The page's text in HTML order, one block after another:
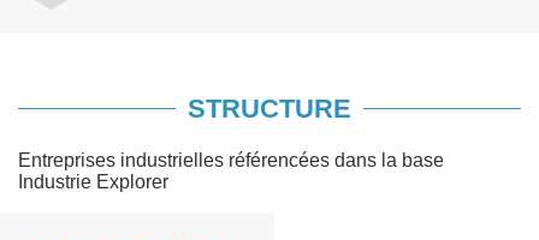
STRUCTURE
Entreprises industrielles référencées dans la base
Industrie Explorer